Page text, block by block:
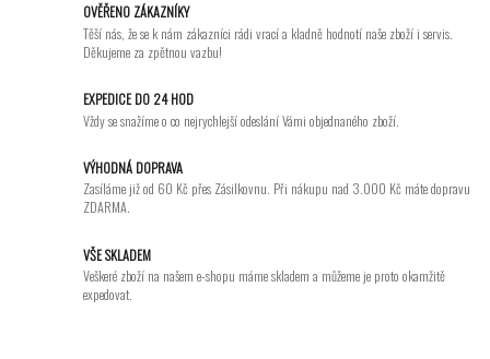
OVĚŘENO ZÁKAZNÍKY
Těší nás, že se k nám zákazníci rádi vrací a kladně hodnotí naše zboží i servis.
Děkujeme za zpětnou vazbu!
EXPEDICE DO 24 HOD
Vždy se snažíme o co nejrychlejší odeslání Vámi objednaného zboží.
VÝHODNÁ DOPRAVA
Zasíláme již od 60 Kč přes Zásilkovnu. Při nákupu nad 3.000 Kč máte dopravu
ZDARMA.
VŠE SKLADEM
Veškeré zboží na našem e-shopu máme skladem a můžeme je proto okamžitě
expedovat.